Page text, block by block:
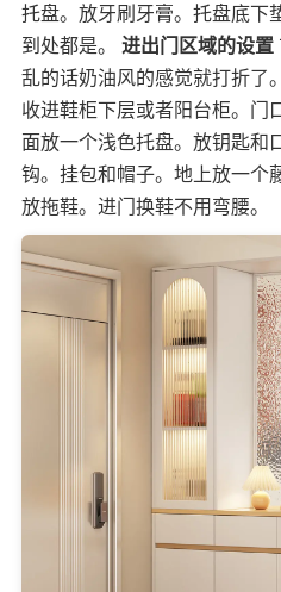
托盘。放牙刷牙膏。托盘底下
到处都是。 进出门区域的设置
乱的话奶油风的感觉就打折了
收进鞋柜下层或者阳台柜。门
面放一个浅色托盘。放钥匙和
钩。挂包和帽子。地上放一个
放拖鞋。进门换鞋不用弯腰。